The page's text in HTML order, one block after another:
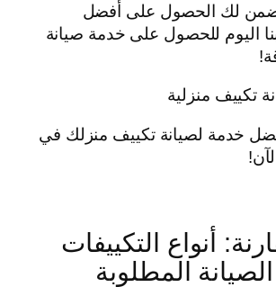
لك الحصول على أفضل
بنا اليوم للحصول على خدمة صيانة
خدمة لصيانة تكييف منزلك في
أنواع التكييفات
المطلوبة